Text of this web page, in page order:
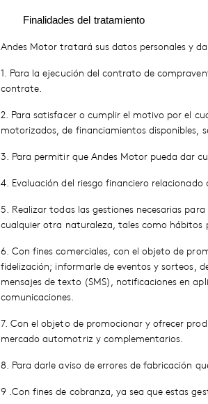
Finalidades del tratamiento
Andes Motor tratará sus datos personales y
1. Para la ejecución del contrato de
contrate.
2. Para satisfacer o cumplir el motivo por el
motorizados, de financiamientos disponibles,
3. Para permitir que Andes Motor pueda dar
4. Evaluación del riesgo financiero
5. Realizar todas las gestiones necesarias
cualquier otra naturaleza, tales como hábitos
6. Con fines comerciales, con el objeto de
fidelización; informarle de eventos y sorteos,
mensajes de texto (SMS), notificaciones en
comunicaciones.
7. Con el objeto de promocionar y ofrecer
mercado automotriz y complementarios.
8. Para darle aviso de errores de fabricación
9 .Con fines de cobranza, ya sea que estas